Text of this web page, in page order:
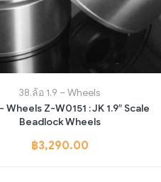
38.ล้อ 1.9 – Wheels
Wheels Z-W0151 : JK 1.9″ Scale
Beadlock Wheels
฿3,290.00